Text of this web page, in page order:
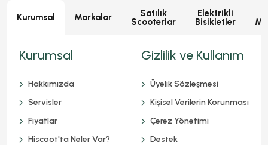
Kurumsal Markalar
Satılık
Scooterlar
Elektrikli
Bisikletler
Kurumsal
Hakkımızda
Servisler
Fiyatlar
Hiscoot'ta Neler Var?
Gizlilik ve Kullanım
Üyelik Sözleşmesi
Kişisel Verilerin Korunması
Çerez Yönetimi
Destek